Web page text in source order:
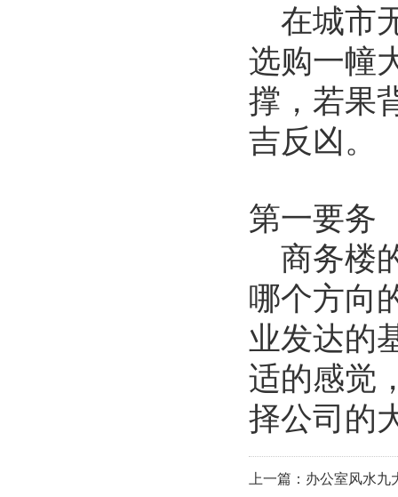
在城市
选购一幢
撑，若果
吉反凶。
第一要务
商务楼
哪个方向
业发达的
适的感觉
择公司的
上一篇：办公室风水九